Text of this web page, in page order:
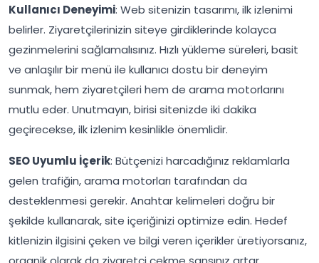
Kullanıcı Deneyimi: Web sitenizin tasarımı, ilk izlenimi
belirler. Ziyaretçilerinizin siteye girdiklerinde kolayca
gezinmelerini sağlamalısınız. Hızlı yükleme süreleri, basit
ve anlaşılır bir menü ile kullanıcı dostu bir deneyim
sunmak, hem ziyaretçileri hem de arama motorlarını
mutlu eder. Unutmayın, birisi sitenizde iki dakika
geçirecekse, ilk izlenim kesinlikle önemlidir.
SEO Uyumlu İçerik: Bütçenizi harcadığınız reklamlarla
gelen trafiğin, arama motorları tarafından da
desteklenmesi gerekir. Anahtar kelimeleri doğru bir
şekilde kullanarak, site içeriğinizi optimize edin. Hedef
kitlenizin ilgisini çeken ve bilgi veren içerikler üretiyorsanız,